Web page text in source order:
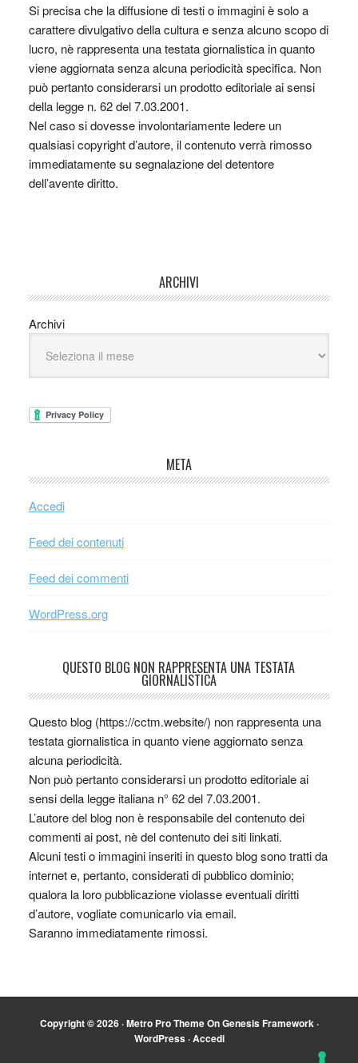
Si precisa che la diffusione di testi o immagini è solo a
carattere divulgativo della cultura e senza alcuno scopo di
lucro, nè rappresenta una testata giornalistica in quanto
viene aggiornata senza alcuna periodicità specifica. Non
può pertanto considerarsi un prodotto editoriale ai sensi
della legge n. 62 del 7.03.2001.
Nel caso si dovesse involontariamente ledere un
qualsiasi copyright d’autore, il contenuto verrà rimosso
immediatamente su segnalazione del detentore
dell’avente diritto.
ARCHIVI
Archivi
META
Accedi
Feed dei contenuti
Feed dei commenti
WordPress.org
QUESTO BLOG NON RAPPRESENTA UNA TESTATA
GIORNALISTICA
Questo blog (https://cctm.website/) non rappresenta una
testata giornalistica in quanto viene aggiornato senza
alcuna periodicità.
Non può pertanto considerarsi un prodotto editoriale ai
sensi della legge italiana n° 62 del 7.03.2001.
L’autore del blog non è responsabile del contenuto dei
commenti ai post, nè del contenuto dei siti linkati.
Alcuni testi o immagini inseriti in questo blog sono tratti da
internet e, pertanto, considerati di pubblico dominio;
qualora la loro pubblicazione violasse eventuali diritti
d’autore, vogliate comunicarlo via email.
Saranno immediatamente rimossi.
Copyright © 2026 ·Metro Pro ThemeOnGenesis Framework·
WordPress·Accedi